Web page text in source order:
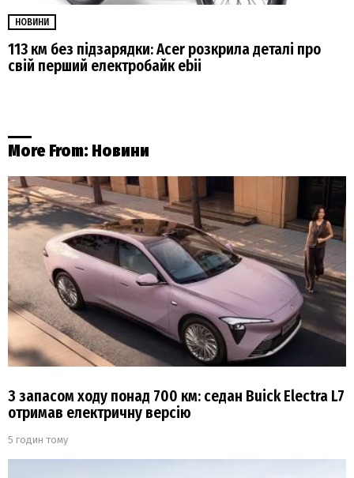
НОВИНИ
113 км без підзарядки: Acer розкрила деталі про
свій перший електробайк ebii
More From: Новини
З запасом ходу понад 700 км: седан Buick Electra L7
отримав електричну версію
5 годин тому